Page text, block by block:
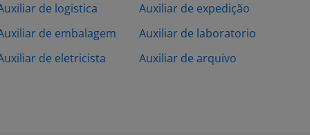
de logistica
de embalagem
de eletricista
Auxiliar de expedição
Auxiliar de laboratorio
Auxiliar de arquivo